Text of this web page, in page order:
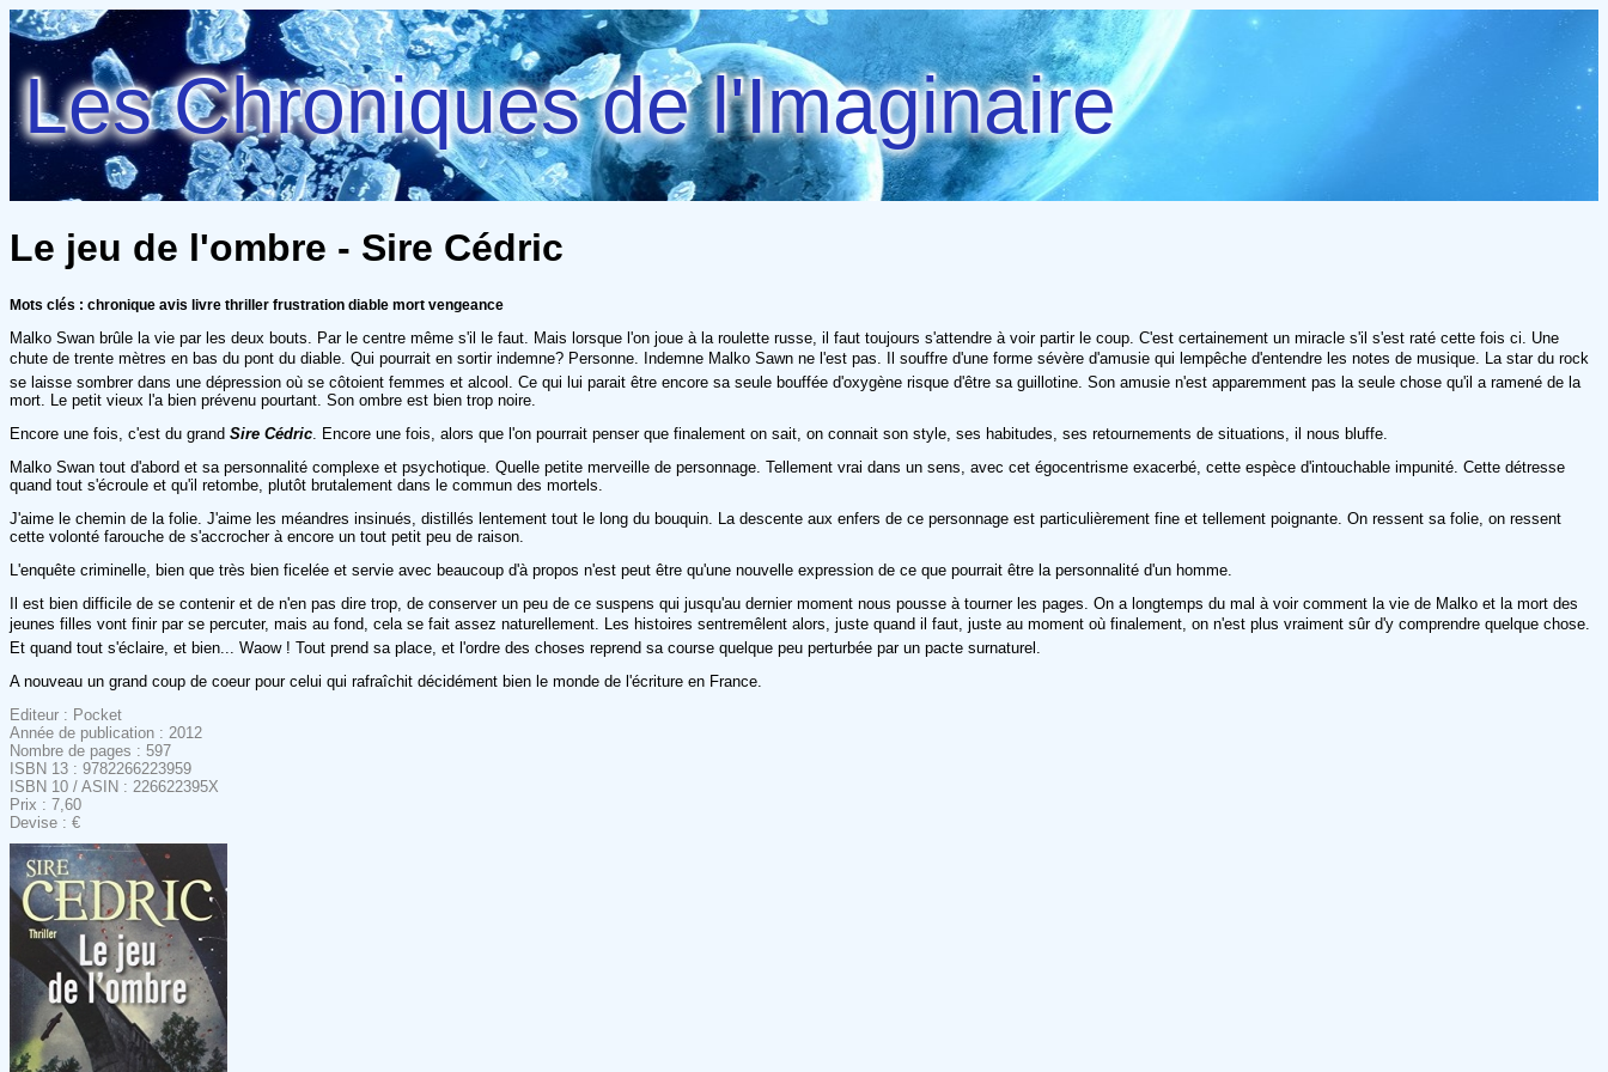
Les Chroniques de l'Imaginaire
Le jeu de l'ombre - Sire Cédric
Mots clés : chronique avis livre thriller frustration diable mort vengeance
Malko Swan brûle la vie par les deux bouts. Par le centre même s'il le faut. Mais lorsque l'on joue à la roulette russe, il faut toujours s'attendre à voir partir le coup. C'est certainement un miracle s'il s'est raté cette fois ci. Une
chute de trente mètres en bas du pont du diable. Qui pourrait en sortir indemne? Personne. Indemne Malko Sawn ne l'est pas. Il souffre d'une forme sévère d'amusie qui lempêche d'entendre les notes de musique. La star du rock
se laisse sombrer dans une dépression où se côtoient femmes et alcool. Ce qui lui parait être encore sa seule bouffée d'oxygène risque d'être sa guillotine. Son amusie n'est apparemment pas la seule chose qu'il a ramené de la
mort. Le petit vieux l'a bien prévenu pourtant. Son ombre est bien trop noire.
Encore une fois, c'est du grand Sire Cédric . Encore une fois, alors que l'on pourrait penser que finalement on sait, on connait son style, ses habitudes, ses retournements de situations, il nous bluffe.
Malko Swan tout d'abord et sa personnalité complexe et psychotique. Quelle petite merveille de personnage. Tellement vrai dans un sens, avec cet égocentrisme exacerbé, cette espèce d'intouchable impunité. Cette détresse
quand tout s'écroule et qu'il retombe, plutôt brutalement dans le commun des mortels.
J'aime le chemin de la folie. J'aime les méandres insinués, distillés lentement tout le long du bouquin. La descente aux enfers de ce personnage est particulièrement fine et tellement poignante. On ressent sa folie, on ressent
cette volonté farouche de s'accrocher à encore un tout petit peu de raison.
L'enquête criminelle, bien que très bien ficelée et servie avec beaucoup d'à propos n'est peut être qu'une nouvelle expression de ce que pourrait être la personnalité d'un homme.
Il est bien difficile de se contenir et de n'en pas dire trop, de conserver un peu de ce suspens qui jusqu'au dernier moment nous pousse à tourner les pages. On a longtemps du mal à voir comment la vie de Malko et la mort des
jeunes filles vont finir par se percuter, mais au fond, cela se fait assez naturellement. Les histoires sentremêlent alors, juste quand il faut, juste au moment où finalement, on n'est plus vraiment sûr d'y comprendre quelque chose.
Et quand tout s'éclaire, et bien... Waow ! Tout prend sa place, et l'ordre des choses reprend sa course quelque peu perturbée par un pacte surnaturel.
A nouveau un grand coup de coeur pour celui qui rafraîchit décidément bien le monde de l'écriture en France.
Editeur : Pocket
Année de publication : 2012
Nombre de pages : 597
ISBN 13 : 9782266223959
ISBN 10 / ASIN : 226622395X
Prix : 7,60
Devise : €